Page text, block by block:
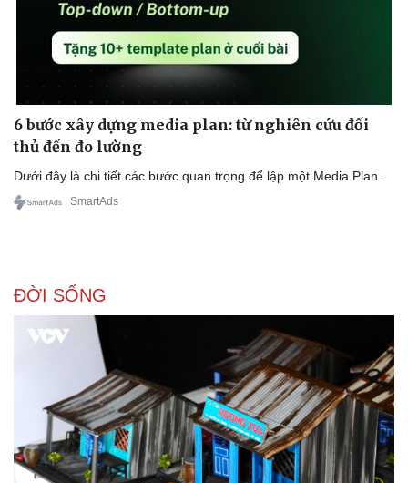
6 bước xây dựng media plan: từ nghiên cứu đối
thủ đến đo lường
Dưới đây là chi tiết các bước quan trọng để lập một Media Plan.
| SmartAds
ĐỜI SỐNG